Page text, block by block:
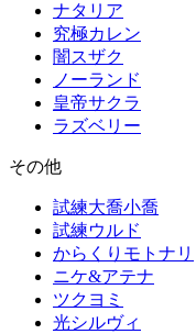
ナタリア
究極カレン
闇スザク
ノーランド
皇帝サクラ
ラズベリー
その他
試練大喬小喬
試練ウルド
からくりモトナリ
ニケ&アテナ
ツクヨミ
光シルヴィ